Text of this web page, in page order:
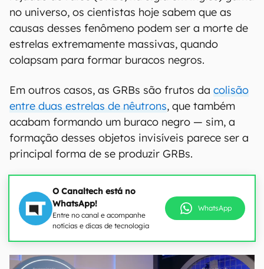
no universo, os cientistas hoje sabem que as
causas desses fenômeno podem ser a morte de
estrelas extremamente massivas, quando
colapsam para formar buracos negros.
Em outros casos, as GRBs são frutos da colisão
entre duas estrelas de nêutrons, que também
acabam formando um buraco negro — sim, a
formação desses objetos invisíveis parece ser a
principal forma de se produzir GRBs.
O Canaltech está no
WhatsApp!
Entre no canal e acompanhe
notícias e dicas de tecnologia
WhatsApp